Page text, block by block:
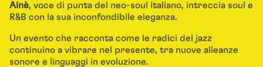
Ainè, voce di punta del neo-soul italiano, intreccia soul e
R&B con la sua inconfondibile eleganza.
Un evento che racconta come le radici del jazz
continuino a vibrare nel presente, tra nuove alleanze
sonore e linguaggi in evoluzione.